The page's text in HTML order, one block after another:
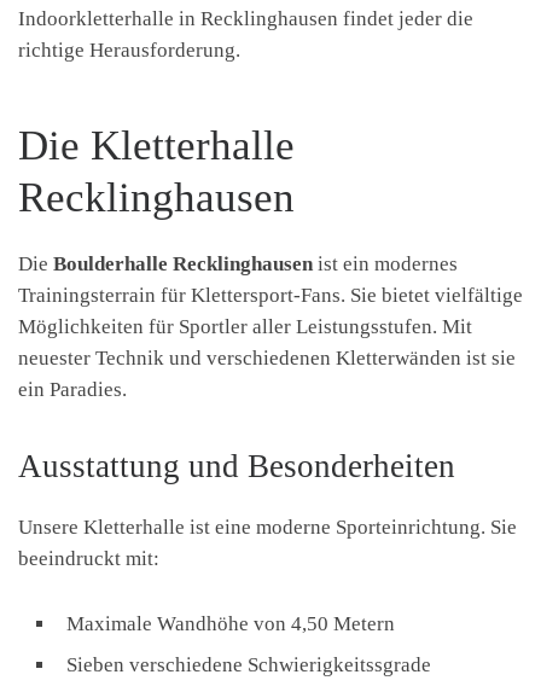
Indoorkletterhalle in Recklinghausen findet jeder die
richtige Herausforderung.
Die Kletterhalle
Recklinghausen
Die Boulderhalle Recklinghausen ist ein modernes
Trainingsterrain für Klettersport-Fans. Sie bietet vielfältige
Möglichkeiten für Sportler aller Leistungsstufen. Mit
neuester Technik und verschiedenen Kletterwänden ist sie
ein Paradies.
Ausstattung und Besonderheiten
Unsere Kletterhalle ist eine moderne Sporteinrichtung. Sie
beeindruckt mit:
Maximale Wandhöhe von 4,50 Metern
Sieben verschiedene Schwierigkeitssgrade